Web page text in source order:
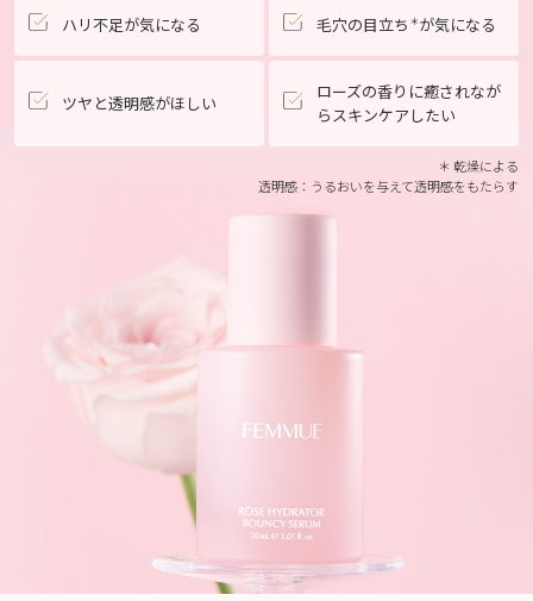
ハリ不足が気になる 毛穴の目立ち ＊が気になる
ツヤと透明感がほしい
ローズの香りに癒されなが
らスキンケアしたい
＊ 乾燥による
透明感：うるおいを与えて透明感をもたらす